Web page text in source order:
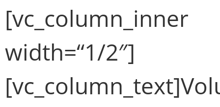
[vc_column_inner
width=“1/2″]